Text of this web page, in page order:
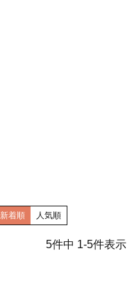
新着順 人気順
5件中 1-5件表示